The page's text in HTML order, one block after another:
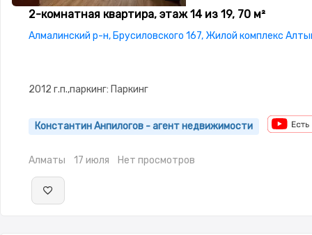
2-комнатная квартира, этаж 14 из 19, 70 м²
Алмалинский р-н, Брусиловского 167, Жилой комплекс
2012 г.п.,паркинг: Паркинг
Константин Анпилогов - агент недвижимости
Алматы 17 июля Нет просмотров